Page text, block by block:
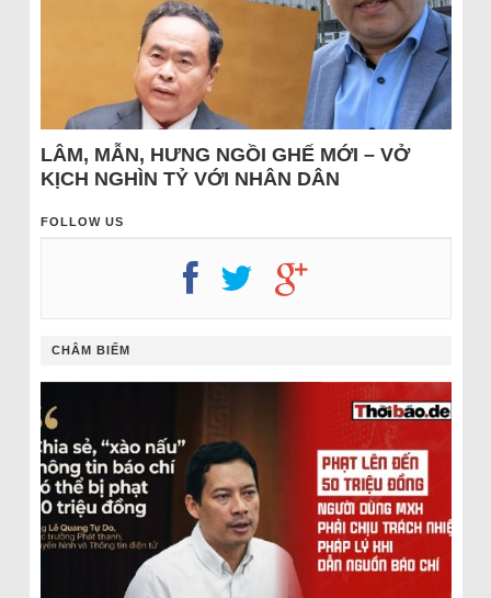
LÂM, MẪN, HƯNG NGỒI GHẾ MỚI – VỞ
KỊCH NGHÌN TỶ VỚI NHÂN DÂN
FOLLOW US
CHÂM BIẾM